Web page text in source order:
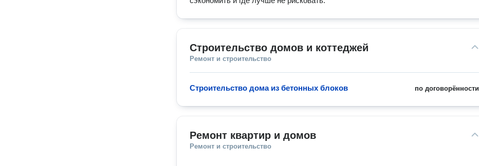
Строительство домов и коттеджей
Ремонт и строительство
по договорённости
Строительство дома из бетонных блоков
Ремонт квартир и домов
Ремонт и строительство